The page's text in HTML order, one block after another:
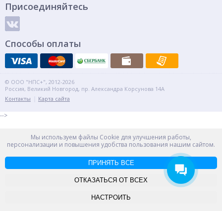
Мы используем файлы Cookie для улучшения работы,
персонализации и повышения удобства пользования нашим сайтом.
ПРИНЯТЬ ВСЕ
ОТКАЗАТЬСЯ ОТ ВСЕХ
НАСТРОИТЬ
Присоединяйтесь
Способы оплаты
© ООО "НПС+", 2012-2026
Россия, Великий Новгород, пр. Александра Корсунова 14А
Контакты
Карта сайта
-->